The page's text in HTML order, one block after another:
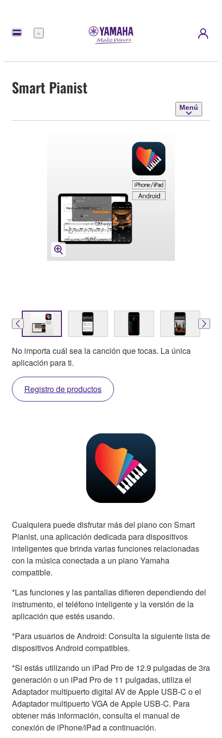
Menú
Smart Pianist
Menú
No importa cuál sea la canción que tocas. La única
aplicación para ti.
Registro de productos
Cualquiera puede disfrutar más del piano con Smart
Pianist, una aplicación dedicada para dispositivos
inteligentes que brinda varias funciones relacionadas
con la música conectada a un piano Yamaha
compatible.
*Las funciones y las pantallas difieren dependiendo del
instrumento, el teléfono inteligente y la versión de la
aplicación que estés usando.
*Para usuarios de Android: Consulta la siguiente lista de
dispositivos Android compatibles.
*Si estás utilizando un iPad Pro de 12.9 pulgadas de 3ra
generación o un iPad Pro de 11 pulgadas, utiliza el
Adaptador multipuerto digital AV de Apple USB-C o el
Adaptador multipuerto VGA de Apple USB-C. Para
obtener más información, consulta el manual de
conexión de iPhone/iPad a continuación.